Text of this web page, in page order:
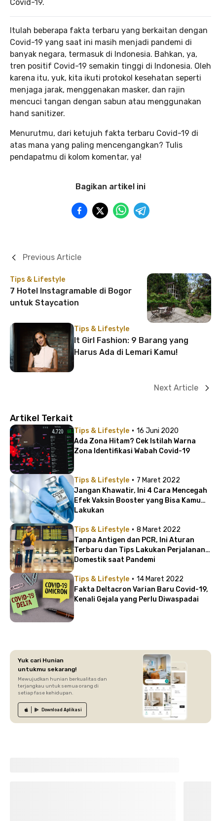
Covid-19.
Itulah beberapa fakta terbaru yang berkaitan dengan
Covid-19 yang saat ini masih menjadi pandemi di
banyak negara, termasuk di Indonesia. Bahkan, ya,
tren positif Covid-19 semakin tinggi di Indonesia. Oleh
karena itu, yuk, kita ikuti protokol kesehatan seperti
menjaga jarak, menggenakan masker, dan rajin
mencuci tangan dengan sabun atau menggunakan
hand sanitizer.
Menurutmu, dari ketujuh fakta terbaru Covid-19 di
atas mana yang paling mencengangkan? Tulis
pendapatmu di kolom komentar, ya!
Bagikan artikel ini
Tips & Lifestyle
7 Hotel Instagramable di Bogor
untuk Staycation
Previous Article
Tips & Lifestyle
It Girl Fashion: 9 Barang yang
Harus Ada di Lemari Kamu!
Next Article
Artikel Terkait
Tips & Lifestyle · 16 Juni 2020
Ada Zona Hitam? Cek Istilah Warna
Zona Identifikasi Wabah Covid-19
Tips & Lifestyle · 7 Maret 2022
Jangan Khawatir, Ini 4 Cara Mencegah
Efek Vaksin Booster yang Bisa Kamu
Lakukan
Tips & Lifestyle · 8 Maret 2022
Tanpa Antigen dan PCR, Ini Aturan
Terbaru dan Tips Lakukan Perjalanan
Domestik saat Pandemi
Tips & Lifestyle · 14 Maret 2022
Fakta Deltacron Varian Baru Covid-19,
Kenali Gejala yang Perlu Diwaspadai
Yuk cari Hunian
untukmu sekarang!
Mewujudkan hunian berkualitas dan
terjangkau untuk semua orang di
setiap fase kehidupan.
Download Aplikasi